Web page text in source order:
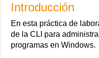
Introducción
En esta práctica de
de la CLI para
programas en Windows.